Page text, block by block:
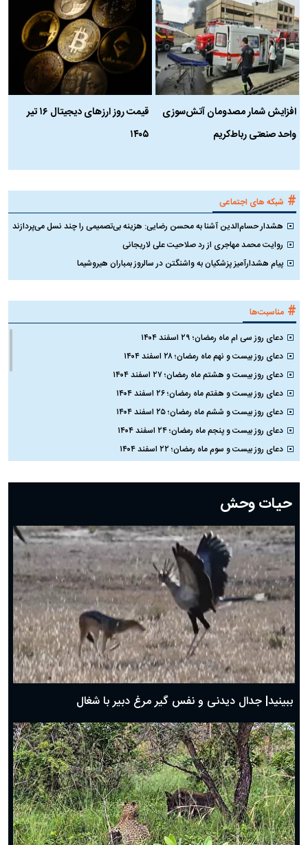
افزایش شمار مصدومان آتش‌سوزی
واحد صنعتی رباط‌کریم
قیمت روز ارز‌های دیجیتال ۱۶ تیر
۱۴۰۵
# شبکه های اجتماعی
هشدار حسام‌الدین آشنا به محسن رضایی: هزینه بی‌تصمیمی را چند نسل می‌پردازند
روایت محمد مهاجری از رد صلاحیت علی لاریجانی
پیام هشدارآمیز پزشکیان به واشنگتن در سالروز بمباران هیروشیما
# مناسبت‌ها
دعای روز سی ام ماه رمضان؛ ۲۹ اسفند ۱۴۰۴
دعای روز بیست و نهم ماه رمضان؛ ۲۸ اسفند ۱۴۰۴
دعای روز بیست و هشتم ماه رمضان؛ ۲۷ اسفند ۱۴۰۴
دعای روز بیست و هفتم ماه رمضان؛ ۲۶ اسفند ۱۴۰۴
دعای روز بیست و ششم ماه رمضان؛ ۲۵ اسفند ۱۴۰۴
دعای روز بیست و پنجم ماه رمضان؛ ۲۴ اسفند ۱۴۰۴
دعای روز بیست و سوم ماه رمضان؛ ۲۲ اسفند ۱۴۰۴
دعای روز بیستم ماه رمضان؛ ۱۹ اسفند ۱۴۰۴
دعای روز هشتم ماه مبارک رمضان؛ ۷ اسفند ماه ۱۴۰۴
دعای روز هفتم ماه رمضان؛ ۶ اسفند ۱۴۰۴
دعای روز ششم ماه رمضان؛ ۵ اسفند ۱۴۰۴
دعای روز پنجم ماه رمضان؛ ۴ اسفند ۱۴۰۴
دعای روز چهارم ماه مبارک رمضان؛ ۳ اسفند ۱۴۰۴
دعای روز سوم ماه مبارک رمضان؛ ۱۴ اسفند ۱۴۰۴
دعای روز دوم ماه مبارک رمضان ۱ اسفند ماه ۱۴۰۴
دعای روز اول ماه مبارک رمضان، ۳۰ بهمن ۱۴۰۴
حضرت زینب(س) چگونه از دنیا رفت؟
بهترین پیامک تبریک روز پدر ۱۴۰۴؛ جملات زیبا و صمیمانه
حیات وحش
ببینید| جدال دیدنی و نفس گیر مرغ دبیر با شغال